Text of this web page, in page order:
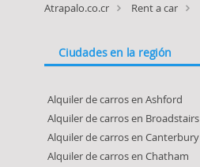
Atrapalo.co.cr Rent a car
Ciudades en la región
Alquiler de carros en Ashford
Alquiler de carros en Broadstairs
Alquiler de carros en Canterbury
Alquiler de carros en Chatham